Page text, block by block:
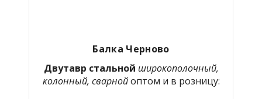
Балка Черново
Двутавр стальной широкополочный,
колонный, сварнойоптом и в розницу: